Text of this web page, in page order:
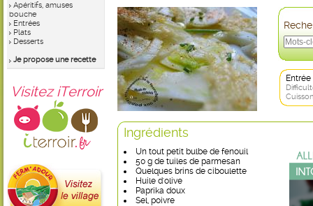
Apéritifs, amuses
bouche
Entrées
Plats
Desserts
Je propose une recette
Visitez iTerroir
Entrée
Ingrédients
Un tout petit bulbe de fenouil
50 g de tuiles de parmesan
Quelques brins de ciboulette
Huile d'olive
Paprika doux
Sel, poivre